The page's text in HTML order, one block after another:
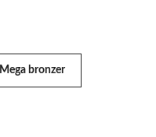
Mega bronzer